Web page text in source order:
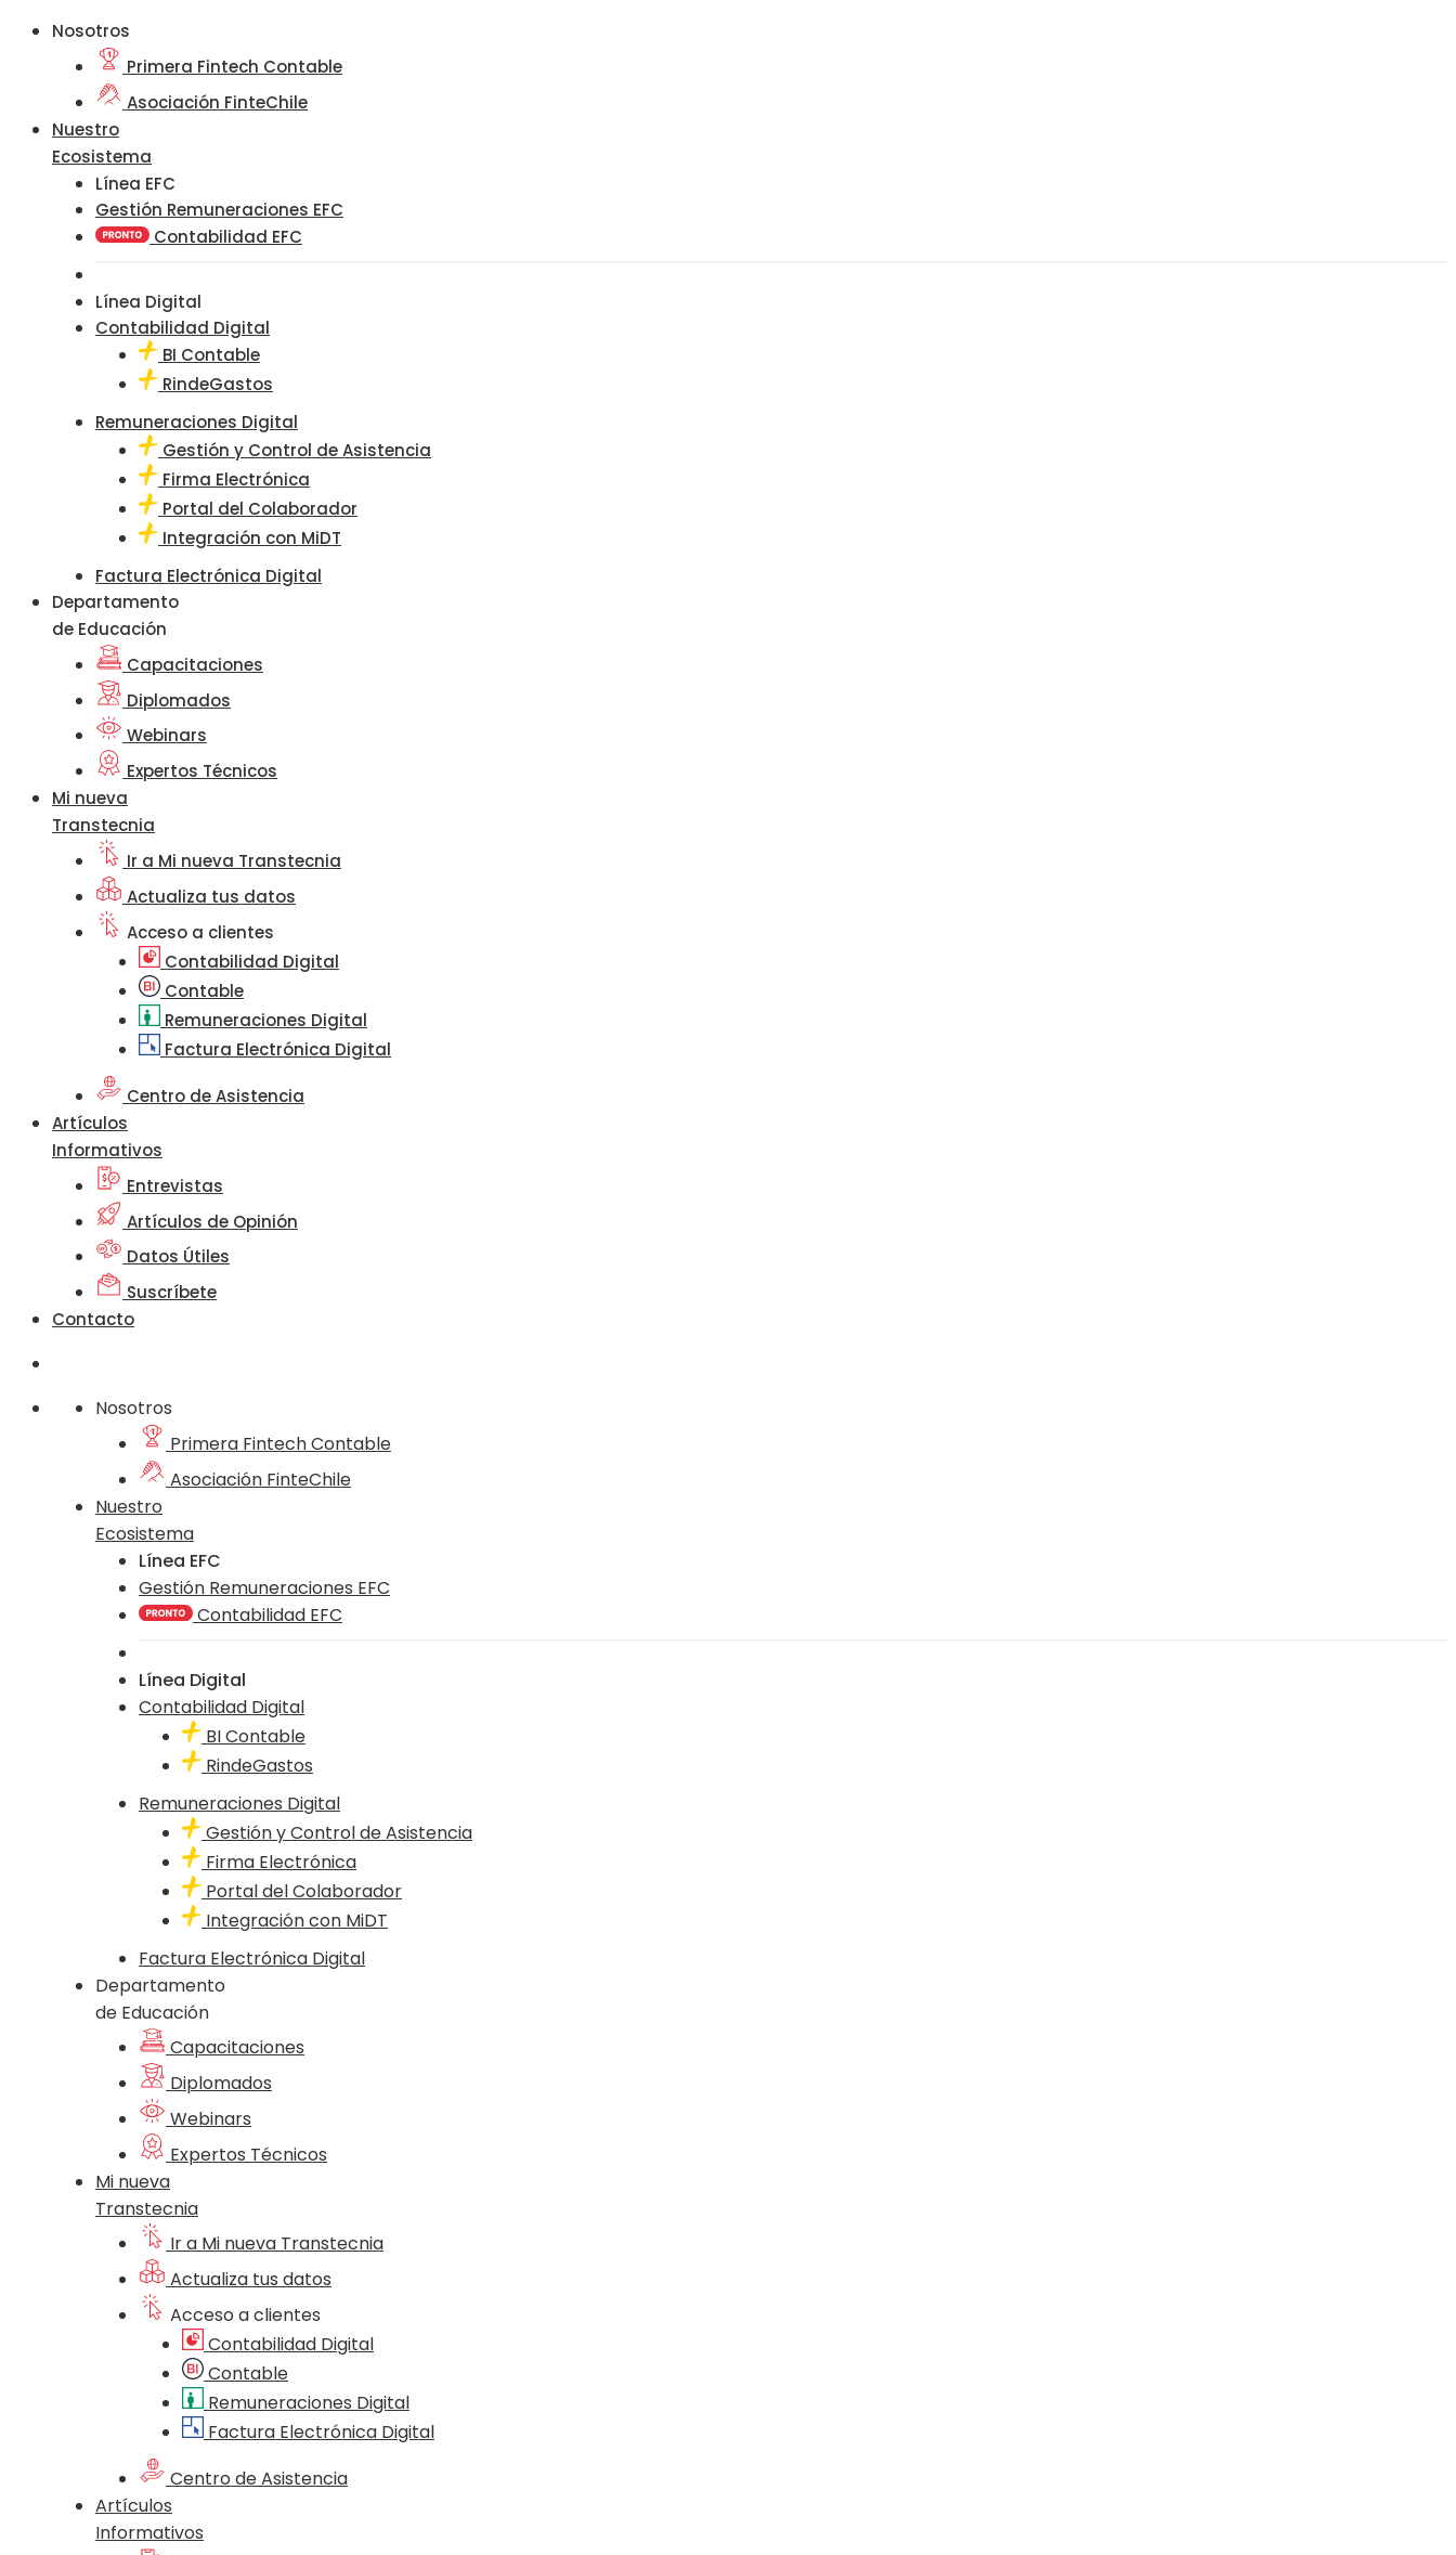
Nosotros
Primera Fintech Contable
Asociación FinteChile
Nuestro
Ecosistema
Línea EFC
Gestión Remuneraciones EFC
Contabilidad EFC
Línea Digital
Contabilidad Digital
BI Contable
RindeGastos
Remuneraciones Digital
Gestión y Control de Asistencia
Firma Electrónica
Portal del Colaborador
Integración con MiDT
Factura Electrónica Digital
Departamento
de Educación
Capacitaciones
Diplomados
Webinars
Expertos Técnicos
Mi nueva
Transtecnia
Ir a Mi nueva Transtecnia
Actualiza tus datos
Acceso a clientes
Contabilidad Digital
Contable
Remuneraciones Digital
Factura Electrónica Digital
Centro de Asistencia
Artículos
Informativos
Entrevistas
Artículos de Opinión
Datos Útiles
Suscríbete
Contacto
Nosotros
Primera Fintech Contable
Asociación FinteChile
Nuestro
Ecosistema
Línea EFC
Gestión Remuneraciones EFC
Contabilidad EFC
Línea Digital
Contabilidad Digital
BI Contable
RindeGastos
Remuneraciones Digital
Gestión y Control de Asistencia
Firma Electrónica
Portal del Colaborador
Integración con MiDT
Factura Electrónica Digital
Departamento
de Educación
Capacitaciones
Diplomados
Webinars
Expertos Técnicos
Mi nueva
Transtecnia
Ir a Mi nueva Transtecnia
Actualiza tus datos
Acceso a clientes
Contabilidad Digital
Contable
Remuneraciones Digital
Factura Electrónica Digital
Centro de Asistencia
Artículos
Informativos